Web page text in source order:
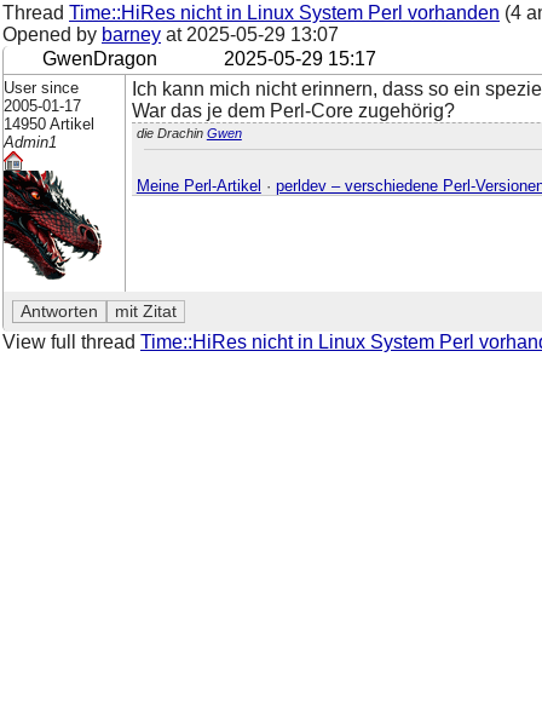
Thread Time::HiRes nicht in Linux System Perl vorhanden (4
Opened by barney at 2025-05-29 13:07
GwenDragon
2025-05-29 15:17
User since
2005-01-17
14950 Artikel
Admin1
Ich kann mich nicht erinnern, dass so ein
War das je dem Perl-Core zugehörig?
die Drachin Gwen
Meine Perl-Artikel · perldev – verschiedene Perl-
View full thread Time::HiRes nicht in Linux System Perl